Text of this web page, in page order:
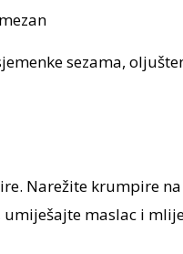
sezama,
Narežite krumpire
umiješajte maslac i